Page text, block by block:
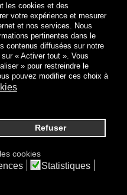
les cookies et des
votre expérience et mesurer
et nos services. Nous
pertinentes dans le
contenus diffusées sur notre
« Activer tout ». Vous
» pour restreindre le
pouvez modifier ces choix à
Refuser
cookies
Statistiques
et conditionset la
droits réservés.